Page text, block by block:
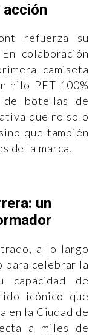
acción
refuerza su
colaboración
camiseta
hilo PET 100%
botellas de
que no solo
que también
de la marca.
un
a lo largo
para celebrar la
de
icónico que
en la Ciudad de
a miles de